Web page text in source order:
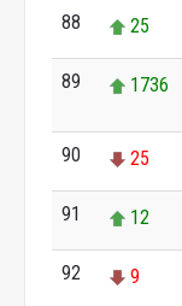
88 25
89 1736
90 25
91 12
92 9